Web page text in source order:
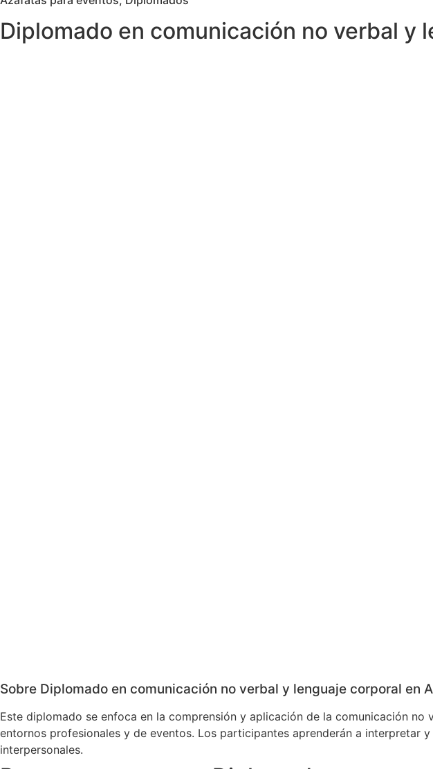
Diplomado en comunicación no verbal y
Sobre Diplomado en comunicación no verbal y lenguaje corporal en
Este diplomado se enfoca en la comprensión y aplicación de la comunicación
entornos profesionales y de eventos. Los participantes aprenderán a interpretar
interpersonales.